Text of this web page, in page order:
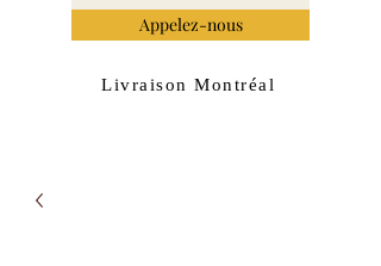
Appelez-nous
Livraison Montréal